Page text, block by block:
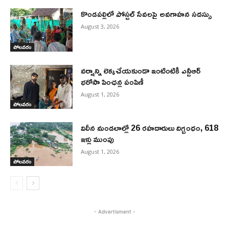
పోలవరం
కొండపల్లిలో పోస్టల్ సేవలపై అవగాహన సదస్సు
August 3, 2026
పోలవరం
వర్షాన్ని లెక్కచేయకుండా ఇంటింటికీ ఎన్టీఆర్
భరోసా పింఛన్ల పంపిణీ
August 1, 2026
పోలవరం
విలీన మండలాల్లో 26 రహదారులు దిగ్బంధం, 618
ఇళ్లు ముంపు
August 1, 2026
- Advertisment -